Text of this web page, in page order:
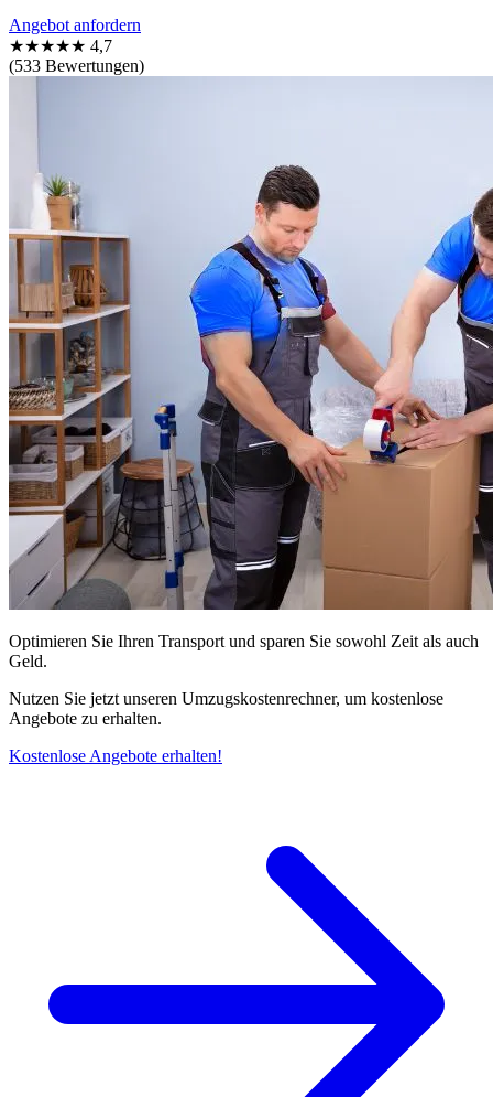
Angebot anfordern
★★★★★ 4,7
(533 Bewertungen)
Optimieren Sie Ihren Transport und sparen Sie sowohl Zeit als auch
Geld.
Nutzen Sie jetzt unseren Umzugskostenrechner, um kostenlose
Angebote zu erhalten.
Kostenlose Angebote erhalten!